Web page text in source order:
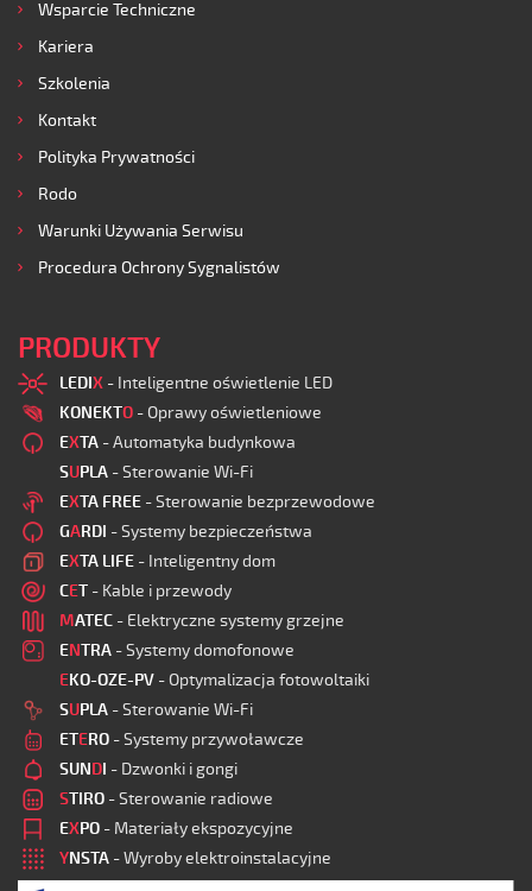
Wsparcie Techniczne
Kariera
Szkolenia
Kontakt
Polityka Prywatności
Rodo
Warunki Używania Serwisu
Procedura Ochrony Sygnalistów
PRODUKTY
LEDIX - Inteligentne oświetlenie LED
KONEKTO - Oprawy oświetleniowe
EXTA - Automatyka budynkowa
SUPLA - Sterowanie Wi-Fi
EXTA FREE - Sterowanie bezprzewodowe
GARDI - Systemy bezpieczeństwa
EXTA LIFE - Inteligentny dom
CET - Kable i przewody
MATEC - Elektryczne systemy grzejne
ENTRA - Systemy domofonowe
EKO-OZE-PV - Optymalizacja fotowoltaiki
SUPLA - Sterowanie Wi-Fi
ETERO - Systemy przywoławcze
SUNDI - Dzwonki i gongi
STIRO - Sterowanie radiowe
EXPO - Materiały ekspozycyjne
YNSTA - Wyroby elektroinstalacyjne